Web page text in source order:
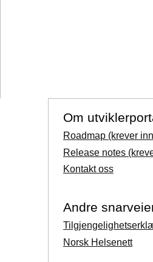
Om
Roadmap (krever
Release notes
Kontakt oss
Andre
Norsk Helsenett